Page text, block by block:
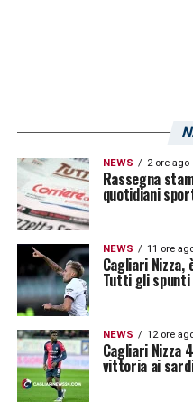
LA PLAYLIST DELLE
NEWS 2 ore ago
Rassegna
quotidiani
NEWS 11 ore
Cagliari
Tutti gli
NEWS 12 ore
Cagliari Nizza
vittoria ai